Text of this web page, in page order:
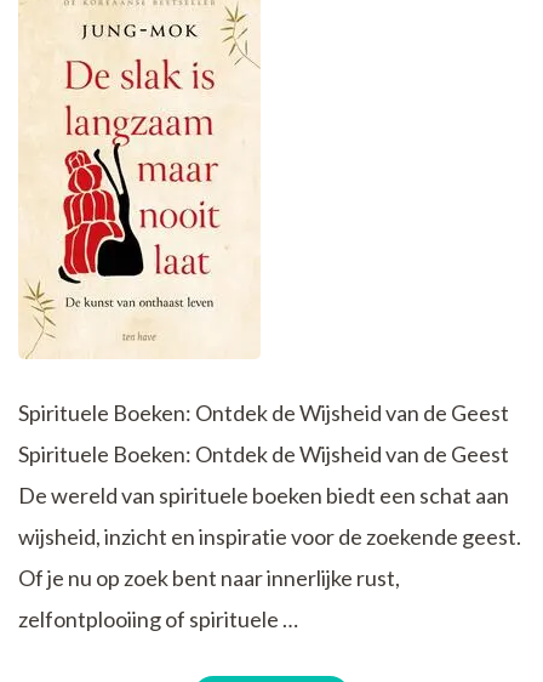
Spirituele Boeken: Ontdek de Wijsheid van de Geest
Spirituele Boeken: Ontdek de Wijsheid van de Geest
De wereld van spirituele boeken biedt een schat aan
wijsheid, inzicht en inspiratie voor de zoekende geest.
Of je nu op zoek bent naar innerlijke rust,
zelfontplooiing of spirituele …